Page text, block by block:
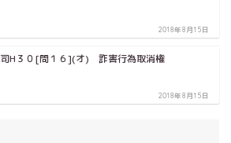
2018年8月15日
司H３０[問１６](オ) 詐害行為取消権
2018年8月15日